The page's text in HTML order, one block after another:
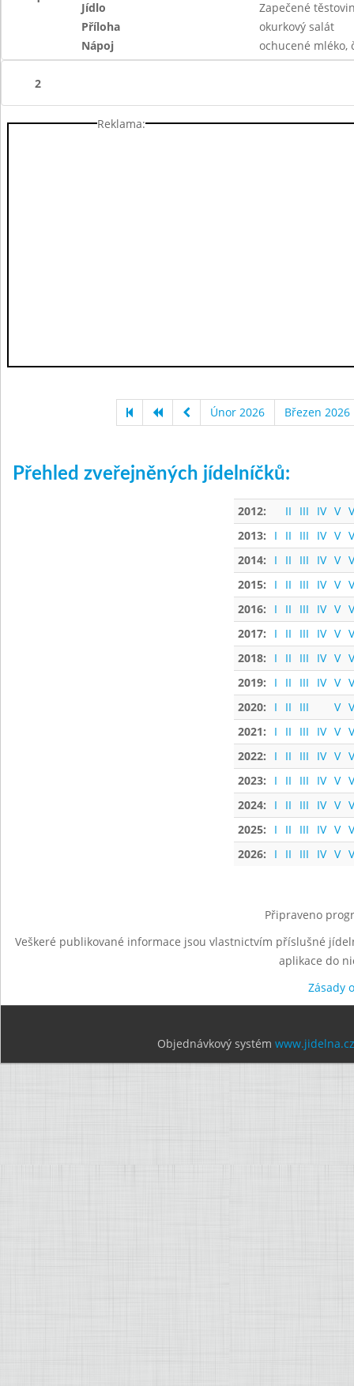
Jídlo
Zapečené
Příloha
okurkový salát
Nápoj
ochucené mléko,
2
Reklama:
Únor 2026 Březen 2026
Přehled zveřejněných jídelníčků:
2012: II III IV V
2013:
I II III IV V
2014:
I II III IV V
2015:
I II III IV V
2016:
I II III IV V
2017:
I II III IV V
2018:
I II III IV V
2019:
I II III IV V
2020:
I II III V
2021:
I II III IV V
2022:
I II III IV V
2023:
I II III IV V
2024:
I II III IV V
2025:
I II III IV V
2026:
I II III IV V
Připraveno
Veškeré publikované informace jsou vlastnictvím příslušné
aplikace do
Zásady
Objednávkový systém www.jidelna.cz